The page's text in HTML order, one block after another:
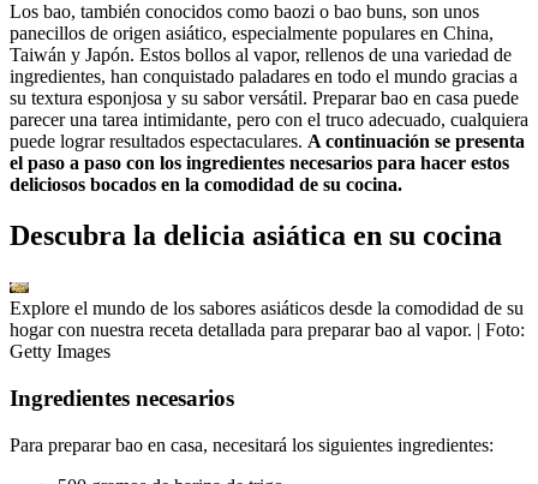
Los bao, también conocidos como baozi o bao buns, son unos
panecillos de origen asiático, especialmente populares en China,
Taiwán y Japón. Estos bollos al vapor, rellenos de una variedad de
ingredientes, han conquistado paladares en todo el mundo gracias a
su textura esponjosa y su sabor versátil. Preparar bao en casa puede
parecer una tarea intimidante, pero con el truco adecuado, cualquiera
puede lograr resultados espectaculares. A continuación se presenta
el paso a paso con los ingredientes necesarios para hacer estos
deliciosos bocados en la comodidad de su cocina.
Descubra la delicia asiática en su cocina
Explore el mundo de los sabores asiáticos desde la comodidad de su
hogar con nuestra receta detallada para preparar bao al vapor. | Foto:
Getty Images
Ingredientes necesarios
Para preparar bao en casa, necesitará los siguientes ingredientes: